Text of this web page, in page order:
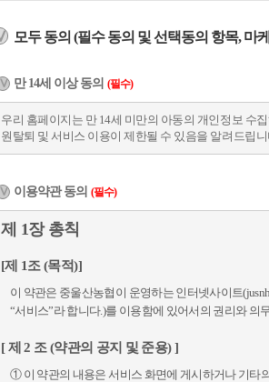
모두 동의 (필수 동의 및 선택동의 항목, 마
만 14세 이상 동의 (필수)
우리 홈페이지는 만 14세 미만의 아동의 개인정보 수
원탈퇴 및 서비스 이용이 제한될 수 있음을 알려드립니
이용약관 동의 (필수)
제 1장 총칙
[제 1조 (목적)]
이 약관은 중울산농협이 운영하는 인터넷사이트
“서비스”라 합니다.)를 이용함에 있어서의 권리와 의
[ 제 2 조 (약관의 공지 및 준용) ]
① 이 약관의 내용은 서비스 화면에 게시하거나 기타